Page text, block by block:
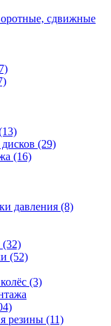
сдвижные
(29)
(16)
давления (8)
(32)
(52)
(3)
резины (11)